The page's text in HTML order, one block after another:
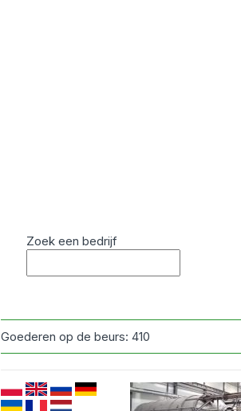
Zoek een bedrijf
Goederen op de beurs:410